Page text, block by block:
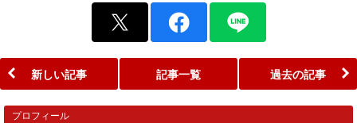
新しい記事 記事一覧 過去の記事
プロフィール